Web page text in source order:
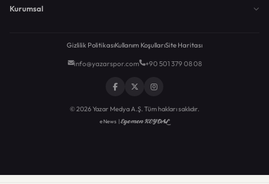
Kurumsal
Gizlilik PolitikasıKullanım KoşullarıSite Haritası
info@yazarspor.com +90 501 379 08 08
© 2026 Yazar Medya A.Ş. Tüm hakları saklıdır.
eNews |Egemen KEYDAL